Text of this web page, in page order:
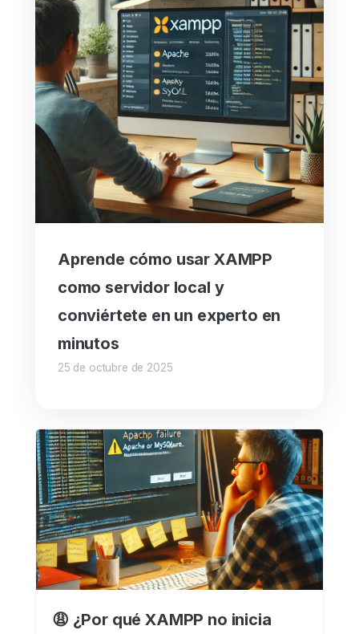
Aprende cómo usar XAMPP
como servidor local y
conviértete en un experto en
minutos
25 de octubre de 2025
😩 ¿Por qué XAMPP no inicia